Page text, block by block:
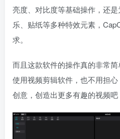
亮度、对比度等基础操作，还
乐、贴纸等多种特效元素，
求。
而且这款软件的操作真的非常
使用视频剪辑软件，也不用担
创意，创造出更多有趣的视频吧